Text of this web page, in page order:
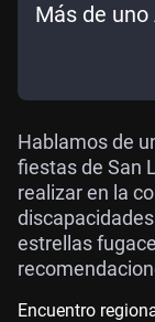
Más de
Hablamos de
fiestas de San
realizar en la
estrellas
Encuentro